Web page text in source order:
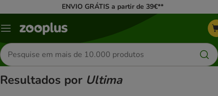
ENVIO GRÁTIS a partir de 39€**
Menu
Pesquisar
produtos
Resultados por Ultima